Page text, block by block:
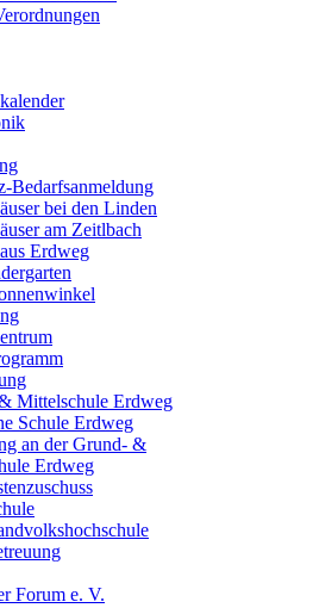
Bedarfsanmeldung
bei den Linden
am Zeitlbach
Erdweg
Mittelschule Erdweg
Schule Erdweg
an der Grund- &
Erdweg
Forum e. V.